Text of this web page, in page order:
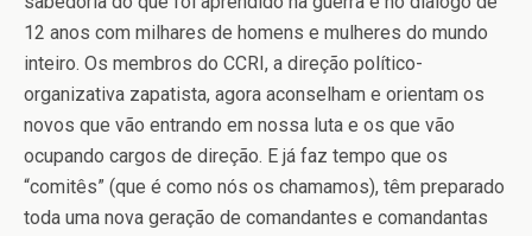
12 anos com milhares de homens e mulheres do mundo
inteiro. Os membros do CCRI, a direção político-
organizativa zapatista, agora aconselham e orientam os
novos que vão entrando em nossa luta e os que vão
ocupando cargos de direção. E já faz tempo que os
“comitês” (que é como nós os chamamos), têm preparado
toda uma nova geração de comandantes e comandantas